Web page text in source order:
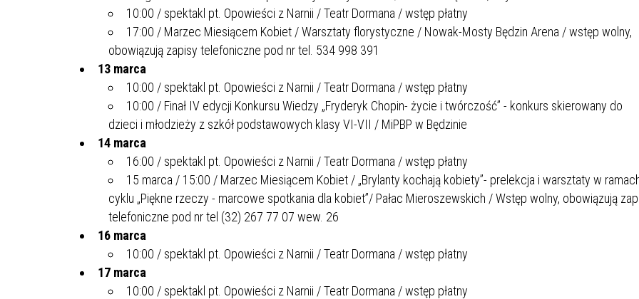
10:00 / spektakl pt. Opowieści z Narnii / Teatr Dormana / wstęp płatny
17:00 / Marzec Miesiącem Kobiet / Warsztaty florystyczne / Nowak-Mosty Będzin Arena / wstęp wolny,
obowiązują zapisy telefoniczne pod nr tel. 534 998 391
13 marca
10:00 / spektakl pt. Opowieści z Narnii / Teatr Dormana / wstęp płatny
10:00 / Finał IV edycji Konkursu Wiedzy „Fryderyk Chopin- życie i twórczość” - konkurs skierowany do
dzieci i młodzieży z szkół podstawowych klasy VI-VII / MiPBP w Będzinie
14 marca
16:00 / spektakl pt. Opowieści z Narnii / Teatr Dormana / wstęp płatny
15 marca / 15:00 / Marzec Miesiącem Kobiet / „Brylanty kochają kobiety”- prelekcja i warsztaty w
cyklu „Piękne rzeczy - marcowe spotkania dla kobiet”/ Pałac Mieroszewskich / Wstęp wolny, obowiązują
telefoniczne pod nr tel (32) 267 77 07 wew. 26
16 marca
10:00 / spektakl pt. Opowieści z Narnii / Teatr Dormana / wstęp płatny
17 marca
10:00 / spektakl pt. Opowieści z Narnii / Teatr Dormana / wstęp płatny